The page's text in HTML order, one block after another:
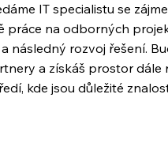
IT specialistu se
práce na odborných
následný rozvoj řešení.
a získáš prostor dále
kde jsou důležité